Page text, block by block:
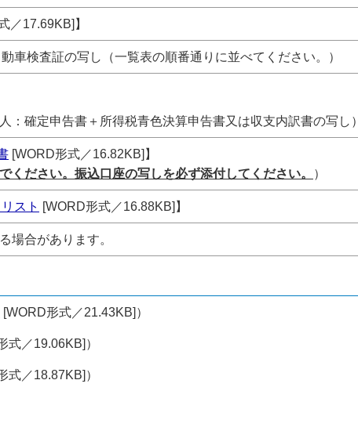
／17.69KB]】
車検査証の写し（一覧表の順番通りに並べてください。）
確定申告書＋所得税青色決算申告書又は収支内訳書の写し）
[WORD形式／16.82KB]】
ください。振込口座の写しを必ず添付してください。 ）
スト [WORD形式／16.88KB]】
場合があります。
[WORD形式／21.43KB]）
式／19.06KB]）
式／18.87KB]）